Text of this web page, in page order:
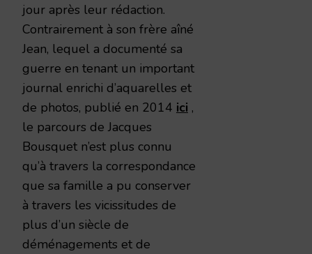
jour après leur rédaction.
Contrairement à son frère aîné
Jean, lequel a documenté sa
guerre en tenant un important
journal enrichi d’aquarelles et
de photos, publié en 2014 ici ,
le parcours de Jacques
Bousquet n’est plus connu
qu’à travers la correspondance
que sa famille a pu conserver
à travers les vicissitudes de
plus d’un siècle de
déménagements et de